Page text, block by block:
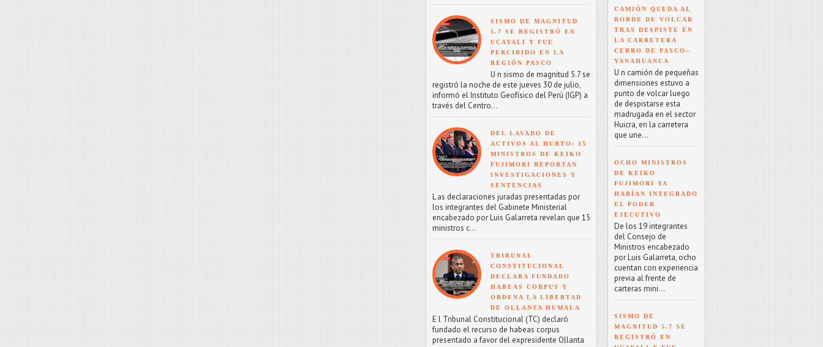
SISMO DE MAGNITUD
5.7 SE REGISTRÓ EN
UCAYALI Y FUE
PERCIBIDO EN LA
REGIÓN PASCO
U n sismo de magnitud 5.7 se
registró la noche de este jueves 30 de julio,
informó el Instituto Geofísico del Perú (IGP) a
través del Centro...
DEL LAVADO DE
ACTIVOS AL HURTO: 15
MINISTROS DE KEIKO
FUJIMORI REPORTAN
INVESTIGACIONES Y
SENTENCIAS
L as declaraciones juradas presentadas por
los integrantes del Gabinete Ministerial
encabezado por Luis Galarreta revelan que 15
ministros c...
TRIBUNAL
CONSTITUCIONAL
DECLARA FUNDADO
HABEAS CORPUS Y
ORDENA LA LIBERTAD
DE OLLANTA HUMALA
E l Tribunal Constitucional (TC) declaró
fundado el recurso de habeas corpus
presentado a favor del expresidente Ollanta
CAMIÓN QUEDA AL
BORDE DE VOLCAR
TRAS DESPISTE EN
LA CARRETERA
CERRO DE PASCO–
YANAHUANCA
U n camión de pequeñas
dimensiones estuvo a
punto de volcar luego
de despistarse esta
madrugada en el sector
Huicra, en la carretera
que une...
OCHO MINISTROS
DE KEIKO
FUJIMORI YA
HABÍAN INTEGRADO
EL PODER
EJECUTIVO
De los 19 integrantes
del Consejo de
Ministros encabezado
por Luis Galarreta, ocho
cuentan con experiencia
previa al frente de
carteras mini...
SISMO DE
MAGNITUD 5.7 SE
REGISTRÓ EN